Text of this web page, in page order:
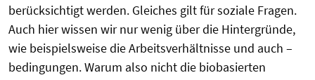
berücksichtigt werden. Gleiches gilt für soziale Fragen.
Auch hier wissen wir nur wenig über die Hintergründe,
wie beispielsweise die Arbeitsverhältnisse und auch –
bedingungen. Warum also nicht die biobasierten